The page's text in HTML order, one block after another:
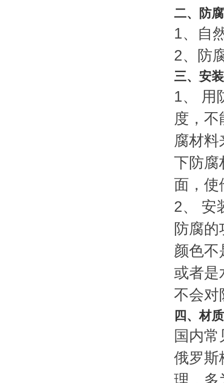
二、防
1、自
2、防
三、安
1、 用
度，
腐材
下防腐
面，使
2、 安
防腐
颜色不
或者是
不会对
四、材质
国内
俄罗斯